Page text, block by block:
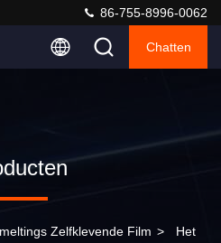
86-755-8996-0062
Chatten
Zelfklevende Film > Het